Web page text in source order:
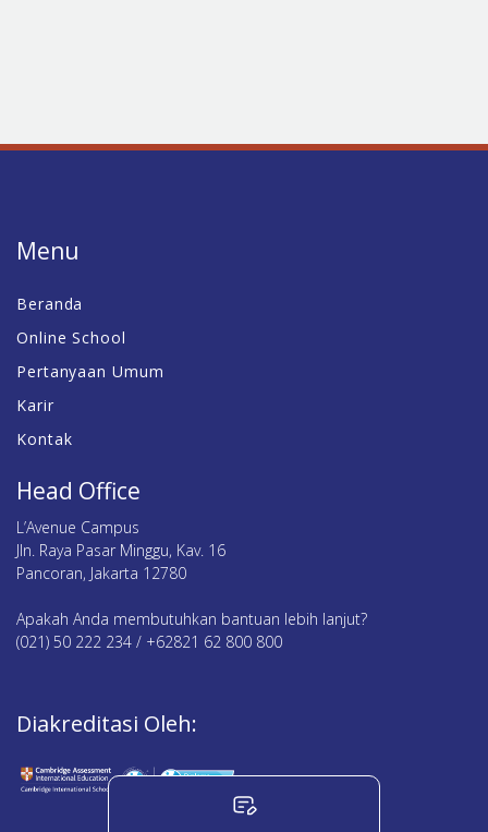
Menu
Beranda
Online School
Pertanyaan Umum
Karir
Kontak
Head Office
L’Avenue Campus
Jln. Raya Pasar Minggu, Kav. 16
Pancoran, Jakarta 12780
Apakah Anda membutuhkan bantuan lebih lanjut?
(021) 50 222 234 / +62821 62 800 800
Diakreditasi Oleh: